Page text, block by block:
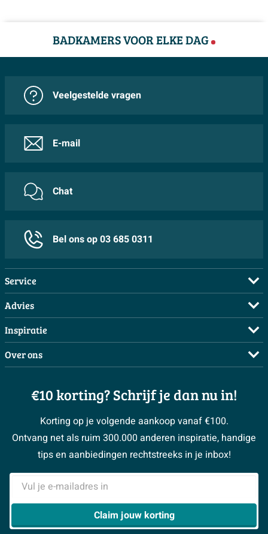
BADKAMERS VOOR ELKE DAG
Veelgestelde vragen
E-mail
Chat
Bel ons op 03 685 0311
Service
Veelgestelde vragen
Bestellen
Betalen
Bezorgen / afhalen
Garantie / klachten
Reviewbeleid
> Naar de klantenservice
Advies
Maak een afspraak
Doe de offerte check
3D tekening maken
Klustips
Klusadvies
> Alle adviesmogelijkheden
Inspiratie
Complete badkamers
Complete toiletruimtes
Moodboards
Magazine
#MySawiday
> Naar inspiratie
Over ons
Over Sawiday
Vacatures
Sawiday PRO
BeCommerce
Samenwerken
> Alles over showrooms
€10 korting? Schrijf je dan nu in!
Korting op je volgende aankoop vanaf €100.
Ontvang net als ruim 300.000 anderen inspiratie, handige
tips en aanbiedingen rechtstreeks in je inbox!
E-mailadres
Claim jouw korting